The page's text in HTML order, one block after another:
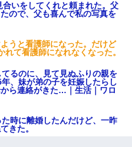
いをしてくれと頼まれた。父
ので、父も喜んで私の写真を
うと看護師になった。だけど
て看護師になれなくなった。
るのに、見て見ぬふりの親を
、妹が弟の子を妊娠したらし
ら連絡がきた…｜生活｜ワロ
時に離婚したんだけど、一昨
きた。